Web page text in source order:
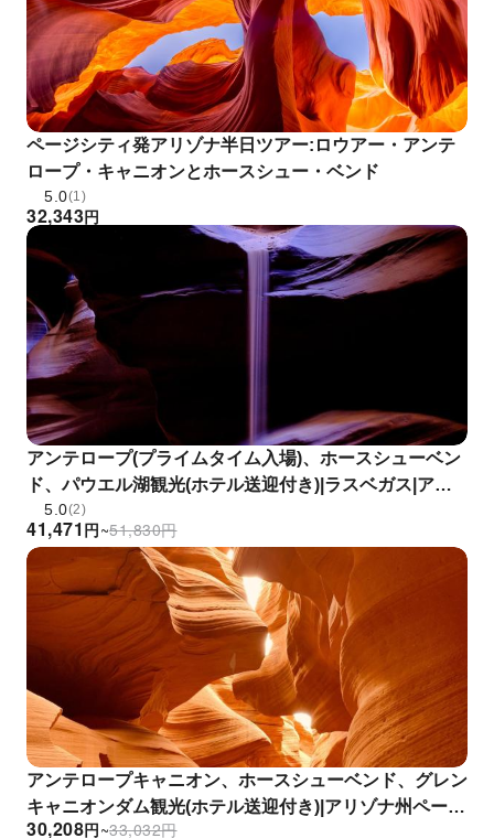
ページシティ発アリゾナ半日ツアー:ロウアー・アンテ
ロープ・キャニオンとホースシュー・ベンド
5.0(1)
円
32,343
アンテロープ(プライムタイム入場)、ホースシューベン
ド、パウエル湖観光(ホテル送迎付き)|ラスベガス|アメ
リカ合衆国
5.0(2)
円
41,471 ~ 円
51,830
アンテロープキャニオン、ホースシューベンド、グレン
キャニオンダム観光(ホテル送迎付き)|アリゾナ州ペー
ジ|アメリカ合衆国
円
30,208 ~ 円
33,032